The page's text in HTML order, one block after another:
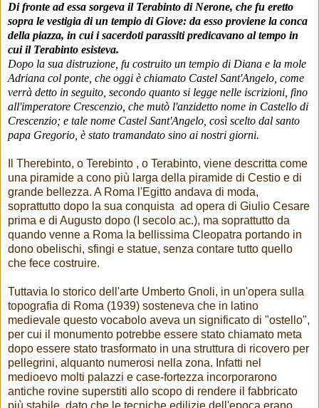
Di fronte ad essa sorgeva il Terabinto di Nerone, che fu eretto
sopra le vestigia di un tempio di Giove: da esso proviene la conca
della piazza, in cui i sacerdoti parassiti predicavano al tempo in
cui il Terabinto esisteva.
Dopo la sua distruzione, fu costruito un tempio di Diana e la mole
Adriana col ponte, che oggi è chiamato Castel Sant'Angelo, come
verrà detto in seguito, secondo quanto si legge nelle iscrizioni, fino
all'imperatore Crescenzio, che mutò l'anzidetto nome in Castello di
Crescenzio; e tale nome Castel Sant'Angelo, così scelto dal santo
papa Gregorio, è stato tramandato sino ai nostri giorni.
Il Therebinto, o Terebinto , o Terabinto, viene descritta come
una piramide a cono più larga della piramide di Cestio e di
grande bellezza. A Roma l'Egitto andava di moda,
soprattutto dopo la sua conquista ad opera di Giulio Cesare
prima e di Augusto dopo (I secolo ac.), ma soprattutto da
quando venne a Roma la bellissima Cleopatra portando in
dono obelischi, sfingi e statue, senza contare tutto quello
che fece costruire.
Tuttavia lo storico dell'arte Umberto Gnoli, in un'opera sulla
topografia di Roma (1939) sosteneva che in latino
medievale questo vocabolo aveva un significato di "ostello",
per cui il monumento potrebbe essere stato chiamato meta
dopo essere stato trasformato in una struttura di ricovero per
pellegrini, alquanto numerosi nella zona. Infatti nel
medioevo molti palazzi e case-fortezza incorporarono
antiche rovine superstiti allo scopo di rendere il fabbricato